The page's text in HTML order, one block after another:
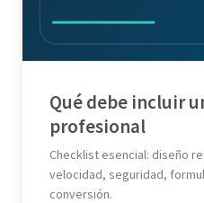
Qué debe incluir
profesional
Checklist esencial: diseño
velocidad, seguridad,
conversión.